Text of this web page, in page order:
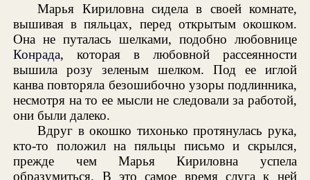
Марья Кириловна сидела в своей комнате,
вышивая в пяльцах, перед открытым окошком.
Она не путалась шелками, подобно любовнице
Конрада, которая в любовной рассеянности
вышила розу зеленым шелком. Под ее иглой
канва повторяла безошибочно узоры подлинника,
несмотря на то ее мысли не следовали за работой,
они были далеко.
Вдруг в окошко тихонько протянулась рука,
кто-то положил на пяльцы письмо и скрылся,
прежде чем Марья Кириловна успела
образумиться. В это самое время слуга к ней